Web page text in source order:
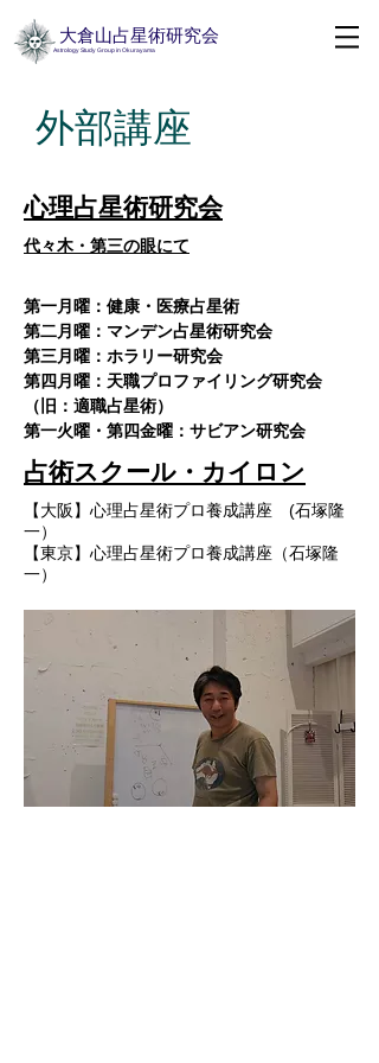
大倉山占星術研究会
​ Astrology Study Group in Okurayama
外部講座
心理占星術研究会
代々木・第三の眼にて
第一月曜：健康・医療占星術
第二月曜：マンデン占星術研究会
第三月曜：ホラリー研究会
第四月曜：天職プロファイリング研究会
（旧：適職占星術）
第一火曜・第四金曜：サビアン研究会
占術スクール・カイロン
【大阪】心理占星術プロ養成講座 (石塚隆
一）
【東京】心理占星術プロ養成講座 （石塚隆
一）